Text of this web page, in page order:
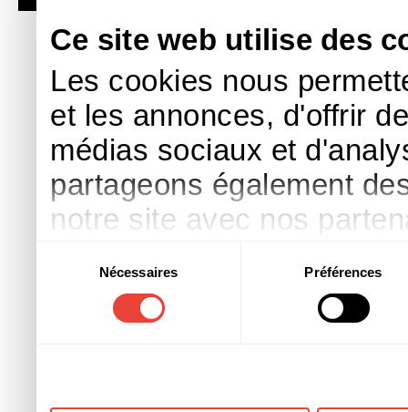
Ce site web utilise des
Les cookies nous
et les annonces, d'offrir
médias sociaux et
partageons également
notre site avec nos
d'autres informations
ont collectées lors de
consentement
Nécessaires Préférences